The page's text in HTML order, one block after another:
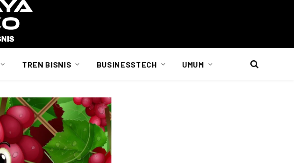
TREN BISNIS BUSINESSTECH UMUM